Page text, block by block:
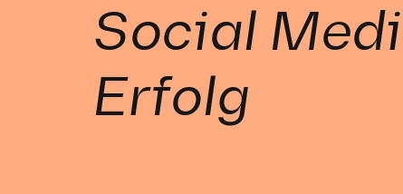
Social
Erfolg